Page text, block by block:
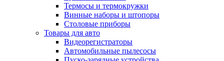
Термосы и термокружки
Винные наборы и штопоры
Столовые приборы
Товары для авто
Видеорегистраторы
Автомобильные пылесосы